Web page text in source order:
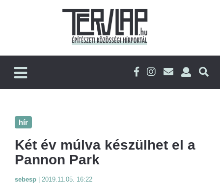
hír
Két év múlva készülhet el a
Pannon Park
sebesp 2019.11.05. 16:22